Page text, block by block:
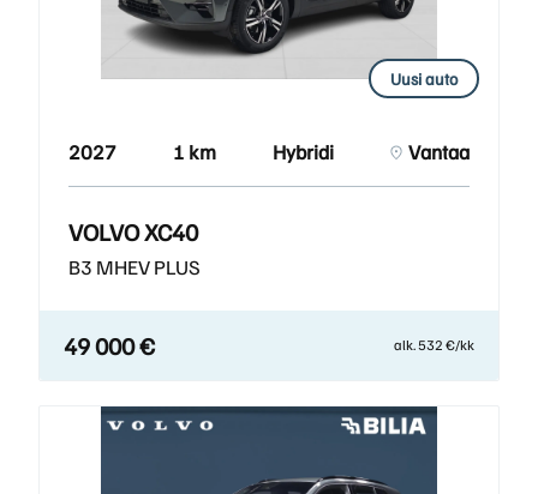
Uusi auto
2027 1 km Hybridi Vantaa
VOLVO XC40
B3 MHEV PLUS
49 000 € alk. 532 €/kk